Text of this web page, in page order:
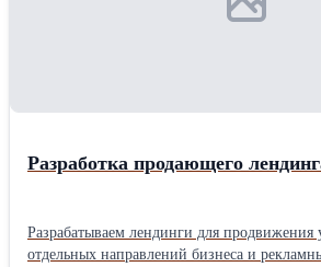
Разработка продающего
Разрабатываем лендинги для продвижения
отдельных направлений бизнеса и